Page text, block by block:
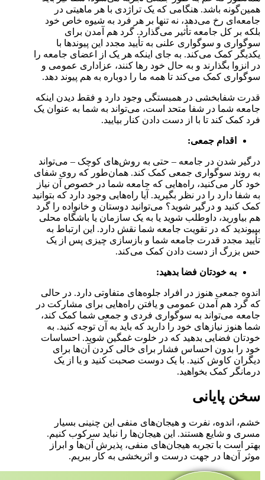
همین‌گونه باشد. هنگامی که یک تراژدی با هر ماهیتی در
جامعه‌ای رخ می‌دهد، نه تنها بر هر فرد به شیوه خاص خود
بلکه بر کل جامعه تأثیر می‌گذارد. گرد هم آمدن برای
سوگواری و سوگواری علنی به تأیید مجدد این پیوندها با
یکدیگر کمک می‌کند. به جای اینکه هر یک از اعضای جامعه را
در انزوا بگذارند و به حال خود رها کنند، عزاداری عمومی و
سوگواری کمک می‌کند تا همه ما را دوباره به هم پیوند دهد.
قدرت شفابخشی در همبستگی وجود دارد و فقط دیدن اینکه
جامعه شما در شفا متحد است، می‌تواند به شما به عنوان یک
فرد کمک کند تا با از دست دادن کنار بیایید.
اقدام جمعی:
درگیر شدن در جامعه – حتی به روش‌های کوچک – می‌تواند
به روند سوگواری جمعی کمک کند. همان‌طور که روی شفای
خود کار می‌کنید، راه‌هایی که جامعه شما در خصوص آن نیاز
به شفا دارد را در نظر بگیرید. آیا راه‌هایی وجود دارد که بتوانید
کمک کنید و درگیر شوید؟ می‌توانید دوستان و خانواده را گرد
هم بیاورید، داوطلب شوید یا به یک سازمان یا باشگاه محلی
بپیوندید که در تقویت جامعه شما نقش دارد. این ارتباط به
تأیید مجدد قدرت جامعه شما و بازسازی چیزی پس از یک
حس بزرگ از دست دادن کمک می‌کند.
به خودتان فضا بدهید:
اندوه جمعی هنوز در افراد جلوه‌های متفاوتی دارد. در حالی
که گرد هم آمدن عمومی و یافتن راه‌هایی برای مشارکت در
جامعه می‌تواند به سوگواری فردی و جمعی شما کمک کند،
شما هنوز نیازهای خود را دارید که باید به آن توجه کنید. به
خودتان فضایی بدهید که در خلوت غمگین شوید. احساسات
خود را بدون احساس فشار برای خالی کردن آن‌ها برای
دیگران کاوش کنید. با یک دوست صحبت کنید و یا از یک
درمانگر کمک بخواهید.
سخن پایانی
خشم، اندوه، نفرت و هیجان‌های منفی این چنینی بسیار
مسری و شایع هستند. این هیجان‌ها را نباید سرکوب کنیم.
بهتر است با تجربه هیجان‌های منفی، پذیرش آن‌ها و ابراز
موثر آن‌ها در جهت درست و اثربخشی به کار ببریم.